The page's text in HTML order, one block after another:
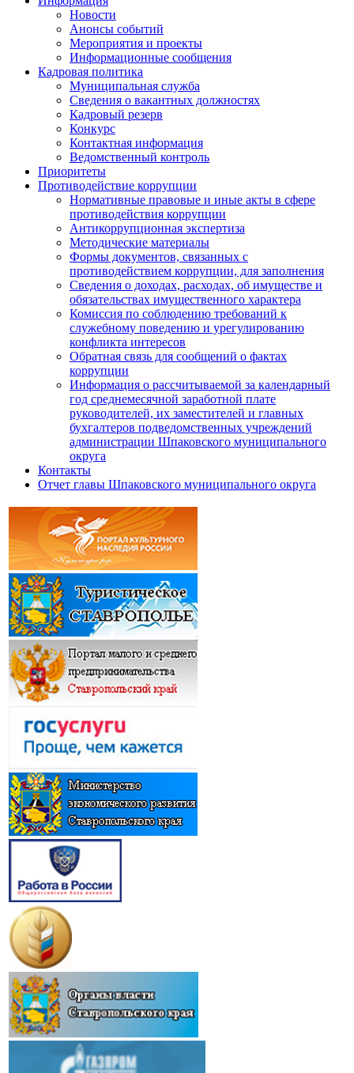
Новости
Анонсы событий
Мероприятия и проекты
Информационные сообщения
Кадровая политика
Муниципальная служба
Сведения о вакантных должностях
Кадровый резерв
Конкурс
Контактная информация
Ведомственный контроль
Приоритеты
Противодействие коррупции
Нормативные правовые и иные акты в сфере
противодействия коррупции
Антикоррупционная экспертиза
Методические материалы
Формы документов, связанных с
противодействием коррупции, для заполнения
Сведения о доходах, расходах, об имуществе и
обязательствах имущественного характера
Комиссия по соблюдению требований к
служебному поведению и урегулированию
конфликта интересов
Обратная связь для сообщений о фактах
коррупции
Информация о рассчитываемой за календарный
год среднемесячной заработной плате
руководителей, их заместителей и главных
бухгалтеров подведомственных учреждений
администрации Шпаковского муниципального
округа
Контакты
Отчет главы Шпаковского муниципального округа